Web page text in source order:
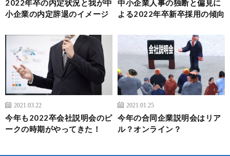
2022年卒の内定状況と我が中
小企業の内定辞退のイメージ
中小企業人事の独断と偏見に
よる2022年卒新卒採用の傾向
2021.03.22
今年も2022卒会社説明会のピ
ークの時期がやってきた！
2021.01.25
今年の合同企業説明会はリア
ル？オンライン？